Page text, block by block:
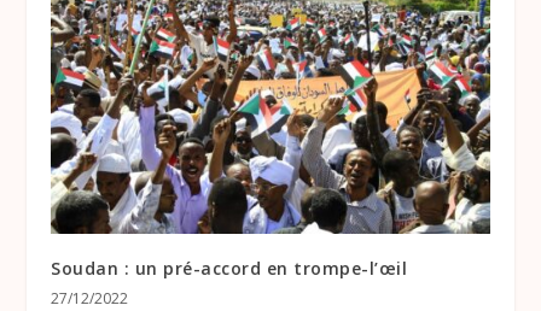
Soudan : un pré-accord en trompe-l’œil
27/12/2022